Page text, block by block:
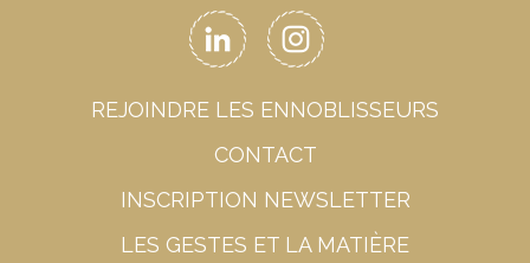
REJOINDRE LES ENNOBLISSEURS
CONTACT
INSCRIPTION NEWSLETTER
LES GESTES ET LA MATIÈRE